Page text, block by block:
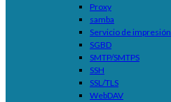
Proxy
samba
Servicio de impresión
SGBD
SMTP/SMTPS
SSH
SSL/TLS
WebDAV